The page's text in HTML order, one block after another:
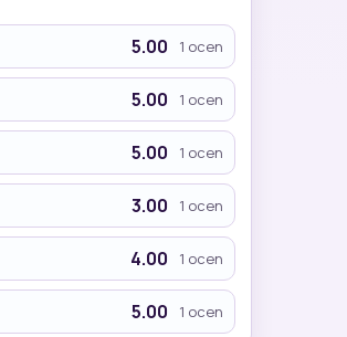
5.00 1 ocen
5.00 1 ocen
5.00 1 ocen
3.00 1 ocen
4.00 1 ocen
5.00 1 ocen